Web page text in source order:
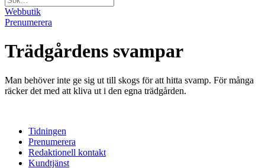
Webbutik
Prenumerera
Trädgårdens svampar
Man behöver inte ge sig ut till skogs för att hitta svamp. För många
räcker det med att kliva ut i den egna trädgården.
Tidningen
Prenumerera
Redaktionell kontakt
Kundtjänst